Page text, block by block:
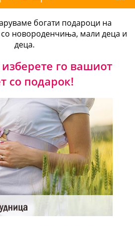
богати подароци на
со новороденчиња, мали деца и
деца.
го вашиот
со подарок!